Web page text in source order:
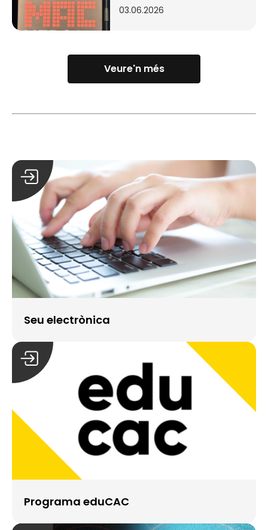
03.06.2026
Veure'n més
Seu electrònica
Programa eduCAC